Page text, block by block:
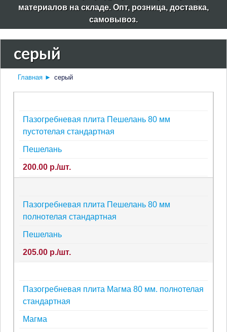
материалов на складе. Опт, розница, доставка,
самовывоз.
серый
Главная► серый
Пазогребневая плита Пешелань 80 мм
пустотелая стандартная
Пешелань
200.00 р./шт.
Пазогребневая плита Пешелань 80 мм
полнотелая стандартная
Пешелань
205.00 р./шт.
Пазогребневая плита Магма 80 мм. полнотелая
стандартная
Магма